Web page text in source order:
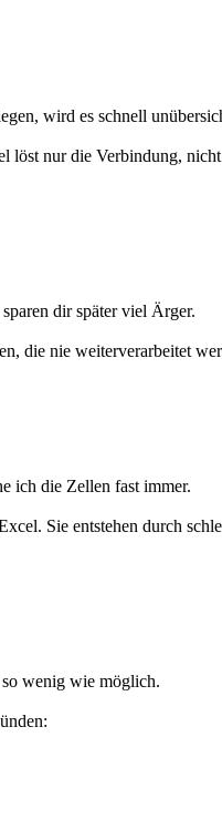
wird es schnell
löst nur die Verbindung,
dir später viel Ärger.
die nie weiterverarbeitet
ich die Zellen fast immer.
Sie entstehen durch
wenig wie möglich.